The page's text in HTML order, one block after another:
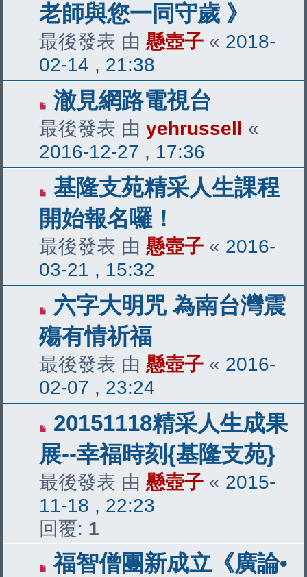
老師與您一同守歲 》
最後發表 由 懸壺子 « 2018-
02-14 , 21:38
澈見網路電視台
最後發表 由 yehrussell «
2016-12-27 , 17:36
基隆支苑精采人生課程
開始報名囉！
最後發表 由 懸壺子 « 2016-
03-21 , 15:32
六字大明咒 為南台灣震
殤有情祈福
最後發表 由 懸壺子 « 2016-
02-07 , 23:24
20151118精采人生成果
展--幸福時刻{基隆支苑}
最後發表 由 懸壺子 « 2015-
11-18 , 22:23
回覆: 1
福智僧團新成立《廣論•